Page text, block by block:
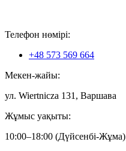
Телефон нөмірі:
+48 573 569 664
Мекен-жайы:
ул. Wiertnicza 131, Варшава
Жұмыс уақыты:
10:00–18:00 (Дүйсенбі-Жұма)